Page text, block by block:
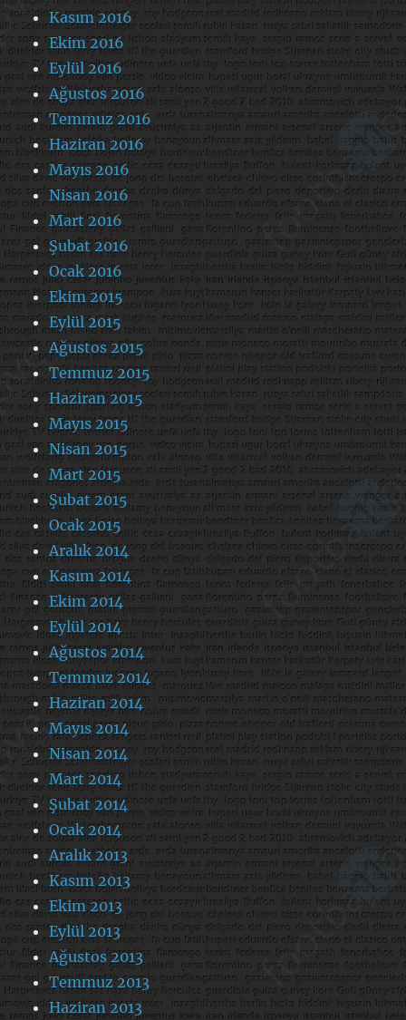
Kasım 2016
Ekim 2016
Eylül 2016
Ağustos 2016
Temmuz 2016
Haziran 2016
Mayıs 2016
Nisan 2016
Mart 2016
Şubat 2016
Ocak 2016
Ekim 2015
Eylül 2015
Ağustos 2015
Temmuz 2015
Haziran 2015
Mayıs 2015
Nisan 2015
Mart 2015
Şubat 2015
Ocak 2015
Aralık 2014
Kasım 2014
Ekim 2014
Eylül 2014
Ağustos 2014
Temmuz 2014
Haziran 2014
Mayıs 2014
Nisan 2014
Mart 2014
Şubat 2014
Ocak 2014
Aralık 2013
Kasım 2013
Ekim 2013
Eylül 2013
Ağustos 2013
Temmuz 2013
Haziran 2013